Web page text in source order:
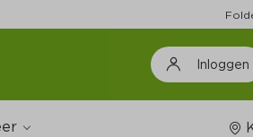
Inloggen